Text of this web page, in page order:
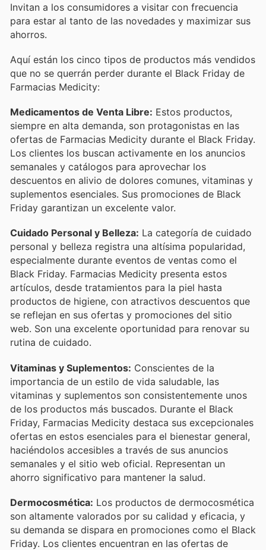
Invitan a los consumidores a visitar con frecuencia
para estar al tanto de las novedades y maximizar sus
ahorros.
Aquí están los cinco tipos de productos más vendidos
que no se querrán perder durante el Black Friday de
Farmacias Medicity:
Medicamentos de Venta Libre: Estos productos,
siempre en alta demanda, son protagonistas en las
ofertas de Farmacias Medicity durante el Black Friday.
Los clientes los buscan activamente en los anuncios
semanales y catálogos para aprovechar los
descuentos en alivio de dolores comunes, vitaminas y
suplementos esenciales. Sus promociones de Black
Friday garantizan un excelente valor.
Cuidado Personal y Belleza: La categoría de cuidado
personal y belleza registra una altísima popularidad,
especialmente durante eventos de ventas como el
Black Friday. Farmacias Medicity presenta estos
artículos, desde tratamientos para la piel hasta
productos de higiene, con atractivos descuentos que
se reflejan en sus ofertas y promociones del sitio
web. Son una excelente oportunidad para renovar su
rutina de cuidado.
Vitaminas y Suplementos: Conscientes de la
importancia de un estilo de vida saludable, las
vitaminas y suplementos son consistentemente unos
de los productos más buscados. Durante el Black
Friday, Farmacias Medicity destaca sus excepcionales
ofertas en estos esenciales para el bienestar general,
haciéndolos accesibles a través de sus anuncios
semanales y el sitio web oficial. Representan un
ahorro significativo para mantener la salud.
Dermocosmética: Los productos de dermocosmética
son altamente valorados por su calidad y eficacia, y
su demanda se dispara en promociones como el Black
Friday. Los clientes encuentran en las ofertas de